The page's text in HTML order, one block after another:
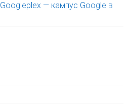
Googleplex — кампус Google в